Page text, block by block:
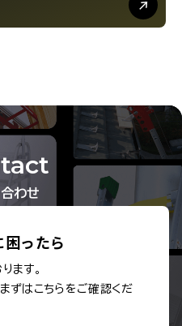
わせ
困ったら
ます。
ずはこちらをご確認くだ